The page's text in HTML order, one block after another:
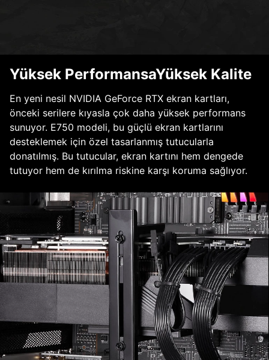
Yüksek PerformansaYüksek Kalite
En yeni nesil NVIDIA GeForce RTX ekran kartları,
önceki serilere kıyasla çok daha yüksek performans
sunuyor. E750 modeli, bu güçlü ekran kartlarını
desteklemek için özel tasarlanmış tutucularla
donatılmış. Bu tutucular, ekran kartını hem dengede
tutuyor hem de kırılma riskine karşı koruma sağlıyor.